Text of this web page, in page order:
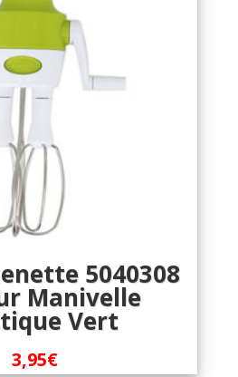
5040308
Manivelle
Vert
3,95€